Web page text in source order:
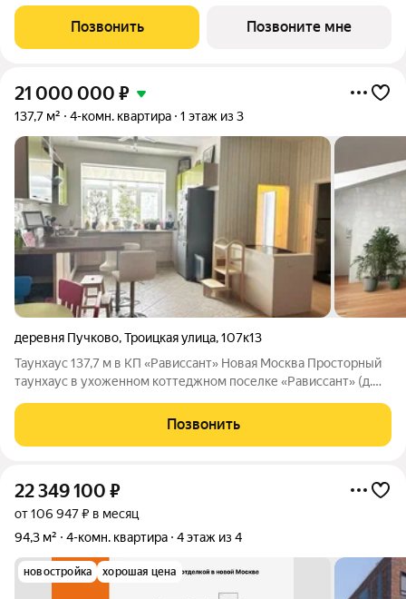
этаж 20 из 24, секция 1. Тип проекта, по которому построен
Позвонить Позвоните мне
21 000 000 ₽
137,7 м² 4-комн. квартира 1 этаж из 3
деревня Пучково,Троицкая улица,107к13
Таунхаус 137,7 м в КП «Рависсант» Новая Москва Просторный
таунхаус в ухоженном коттеджном поселке «Рависсант» (д.
в лесопарковую зону.На территории пруд с пляжем, зимой
каток. Локация:22
Позвонить
22 349 100 ₽
от 106 947 ₽ в месяц
94,3 м²
4-комн. квартира 4 этаж из 4
новостройка хорошая цена